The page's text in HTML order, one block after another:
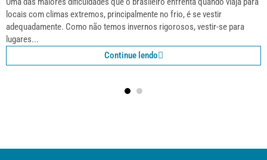
locais com climas extremos, principalmente no frio, é se vestir
adequadamente. Como não temos invernos rigorosos, vestir-se para
lugares...
Continue lendo